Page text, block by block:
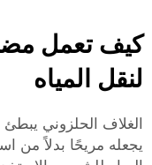
كيف تعمل
لنقل المياه
الغلاف الحلزوني يبطئ
يجعله مريحًا بدلاً من